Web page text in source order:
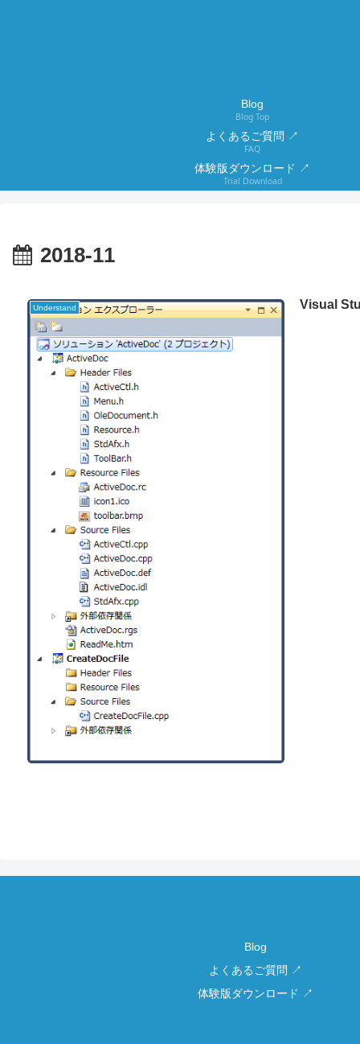
Blog
Blog Top
よくあるご質問 ↗
FAQ
体験版ダウンロード ↗
Trial Download
2018-11
Understand Visual
Blog
よくあるご質問 ↗
体験版ダウンロード ↗